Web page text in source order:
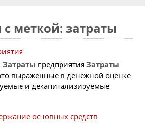
меткой: затраты
Затраты предприятия Затраты
выраженные в денежной оценке
и декапитализируемые
основных средств